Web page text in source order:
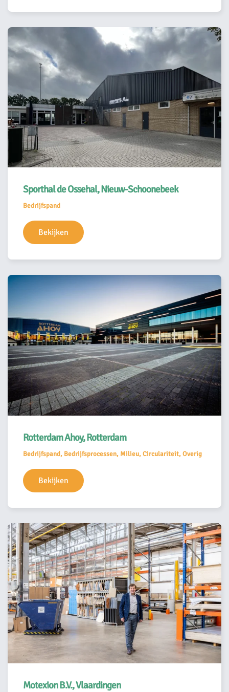
Sporthal de Ossehal, Nieuw-Schoonebeek
Bedrijfspand
Bekijken
Rotterdam Ahoy, Rotterdam
Bedrijfspand, Bedrijfsprocessen, Milieu, Circulariteit, Overig
Bekijken
Motexion B.V., Vlaardingen